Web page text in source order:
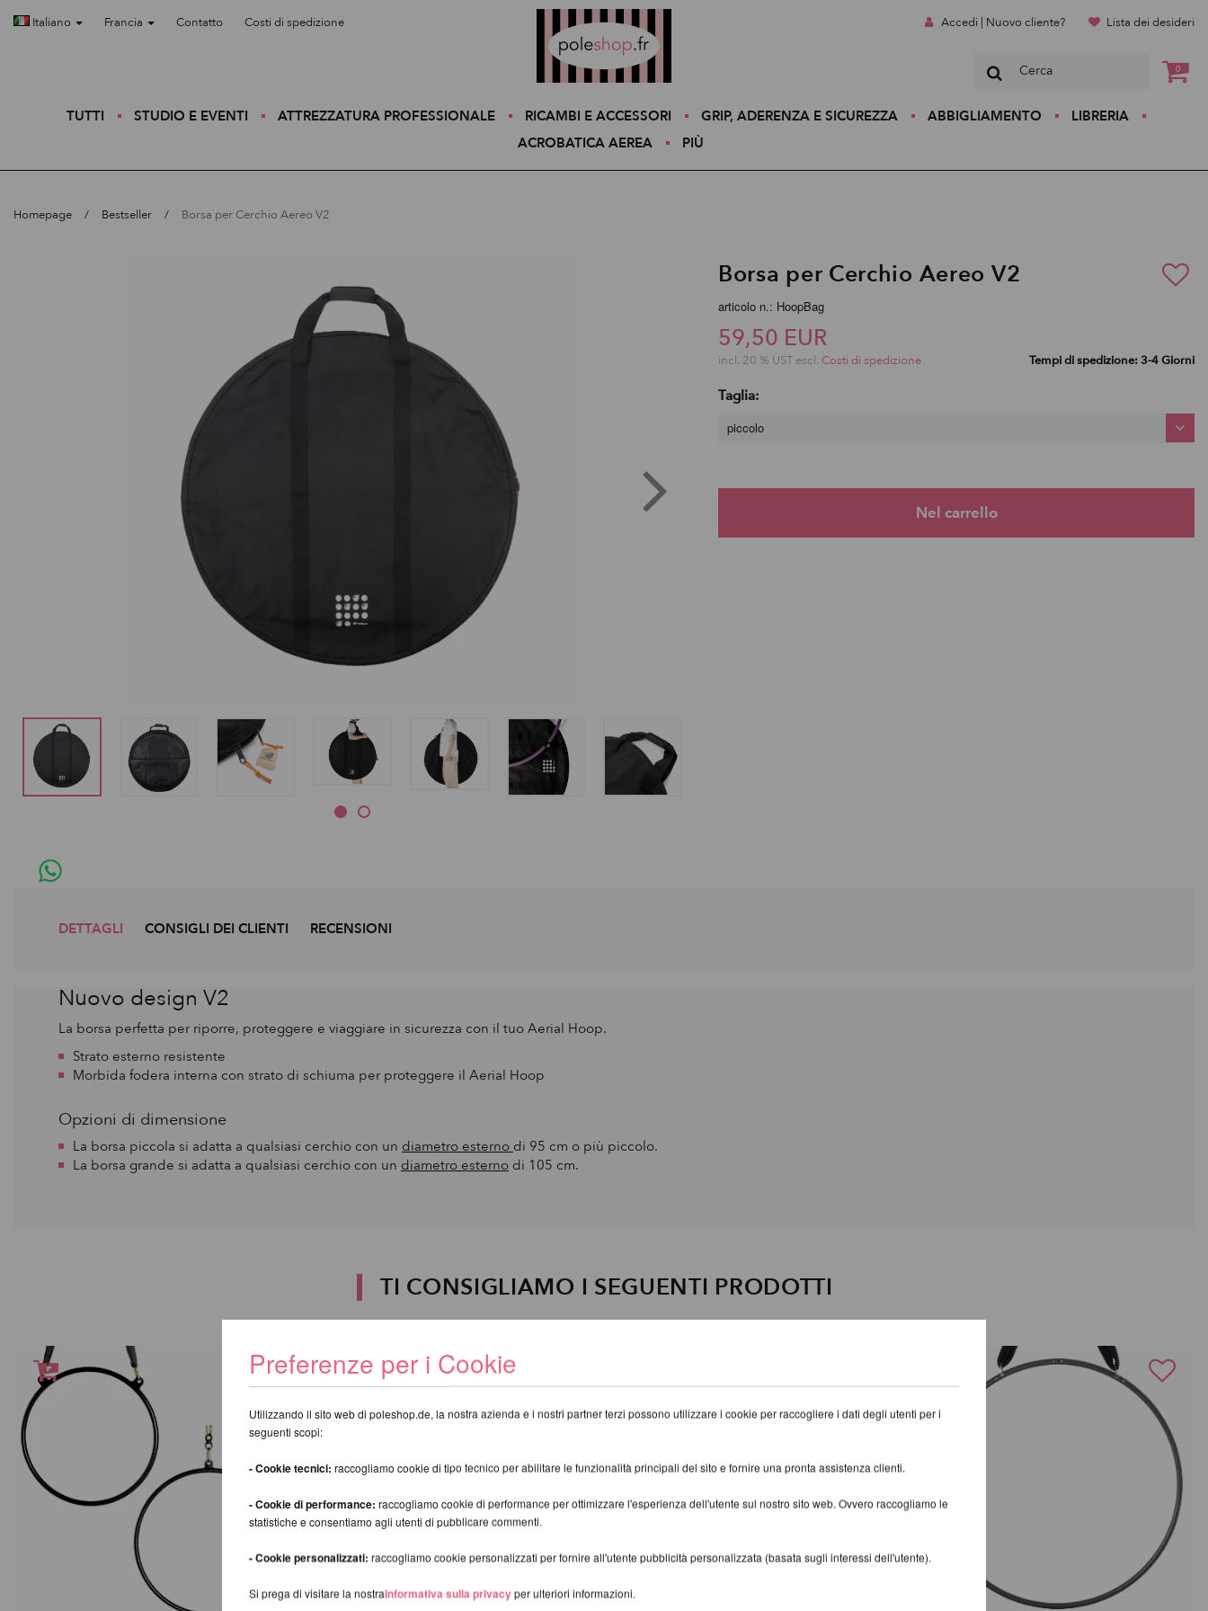
Italiano Francia Contatto Costi di spedizione Accedi | Nuovo cliente? Lista dei desideri
0
TUTTI STUDIO E EVENTI ATTREZZATURA PROFESSIONALE RICAMBI E ACCESSORI GRIP, ADERENZA E SICUREZZA ABBIGLIAMENTO
LIBRERIA
ACROBATICA AEREA
PIÙ
Homepage Bestseller Borsa per Cerchio Aereo V2
Borsa per Cerchio Aereo V2
articolo n.: HoopBag
59,50 EUR
incl. 20 % UST escl. Costi di spedizione Tempi di spedizione: 3-4 Giorni
Taglia:
piccolo
DETTAGLI CONSIGLI DEI CLIENTI RECENSIONI
Nuovo design V2
La borsa perfetta per riporre, proteggere e viaggiare in sicurezza con il tuo Aerial Hoop.
Strato esterno resistente
Morbida fodera interna con strato di schiuma per proteggere il Aerial Hoop
Opzioni di dimensione
La borsa piccola si adatta a qualsiasi cerchio con un diametro esterno di 95 cm o più piccolo.
La borsa grande si adatta a qualsiasi cerchio con un diametro esterno di 105 cm.
TI CONSIGLIAMO I SEGUENTI PRODOTTI
Preferenze per i Cookie
Utilizzando il sito web di poleshop.de, la nostra azienda e i nostri partner terzi possono utilizzare i cookie per raccogliere i dati degli utenti per i
seguenti scopi:
- Cookie tecnici: raccogliamo cookie di tipo tecnico per abilitare le funzionalità principali del sito e fornire una pronta assistenza clienti.
- Cookie di performance: raccogliamo cookie di performance per ottimizzare l'esperienza dell'utente sul nostro sito web. Ovvero raccogliamo le
statistiche e consentiamo agli utenti di pubblicare commenti.
- Cookie personalizzati: raccogliamo cookie personalizzati per fornire all'utente pubblicità personalizzata (basata sugli interessi dell'utente).
Si prega di visitare la nostraInformativa sulla privacy per ulteriori informazioni.